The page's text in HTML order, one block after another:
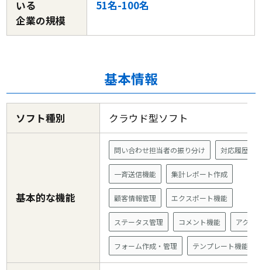
いる
企業の規模
51名-100名
基本情報
ソフト種別 クラウド型ソフト
基本的な機能
問い合わせ担当者の振り分け 対応履歴確
一斉送信機能 集計レポート作成
顧客情報管理 エクスポート機能
ステータス管理 コメント機能 アクセ
フォーム作成・管理 テンプレート機能